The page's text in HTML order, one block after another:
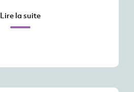
Lire la suite